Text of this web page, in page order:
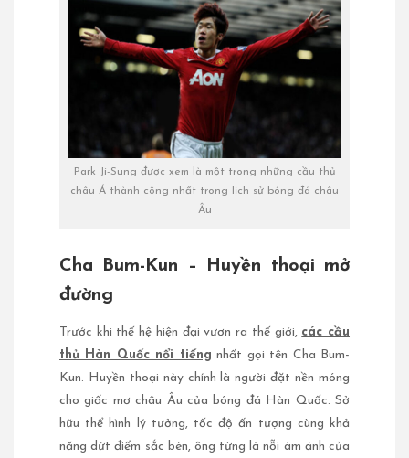
Park Ji-Sung được xem là một trong những cầu thủ
châu Á thành công nhất trong lịch sử bóng đá châu
Âu
Cha Bum-Kun – Huyền thoại mở
đường
Trước khi thế hệ hiện đại vươn ra thế giới, các cầu
thủ Hàn Quốc nổi tiếng nhất gọi tên Cha Bum-
Kun. Huyền thoại này chính là người đặt nền móng
cho giấc mơ châu Âu của bóng đá Hàn Quốc. Sở
hữu thể hình lý tưởng, tốc độ ấn tượng cùng khả
năng dứt điểm sắc bén, ông từng là nỗi ám ảnh của